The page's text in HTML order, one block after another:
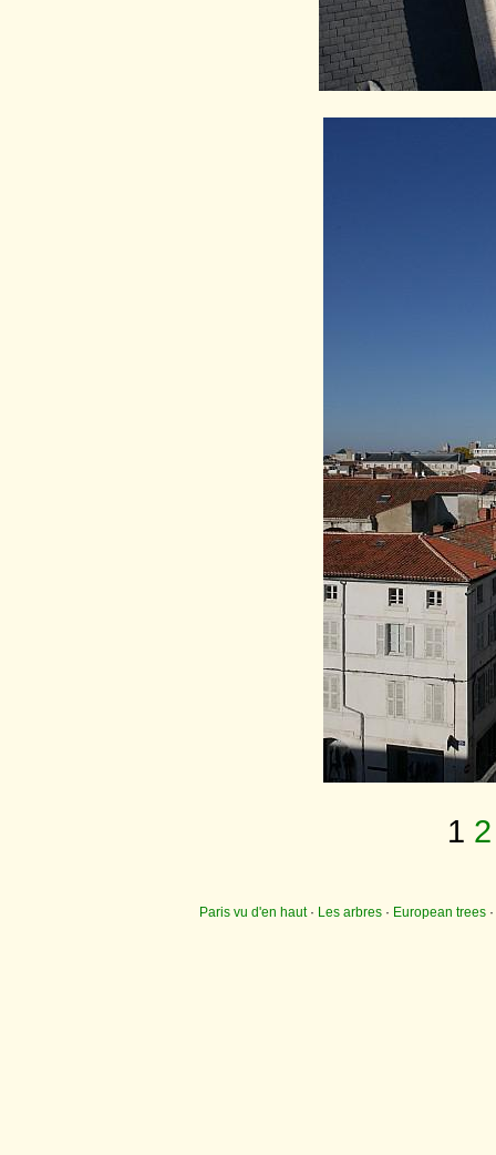
1 2
Paris vu d'en haut· Les arbres · European trees ·